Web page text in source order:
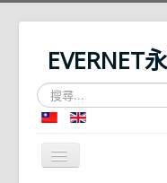
EVERNET
搜
尋...
切
換